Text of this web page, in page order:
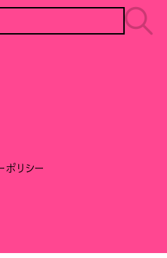
ポリシー